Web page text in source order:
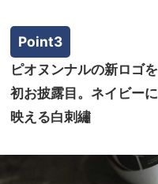
Point3
ピオヌンナルの新ロゴを
初お披露目。ネイビーに
映える白刺繡